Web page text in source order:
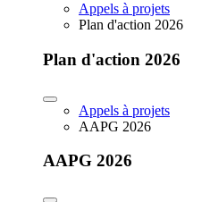
Appels à projets
Plan d'action 2026
Plan d'action 2026
Appels à projets
AAPG 2026
AAPG 2026